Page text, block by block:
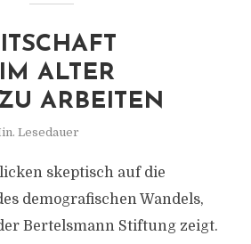
ALTER
ARBEITEN
Lesedauer
skeptisch auf die
demografischen Wandels,
Bertelsmann Stiftung zeigt.